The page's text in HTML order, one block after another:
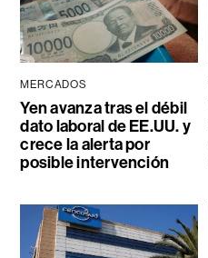
MERCADOS
Yen avanza tras el débil
dato laboral de EE.UU. y
crece la alerta por
posible intervención